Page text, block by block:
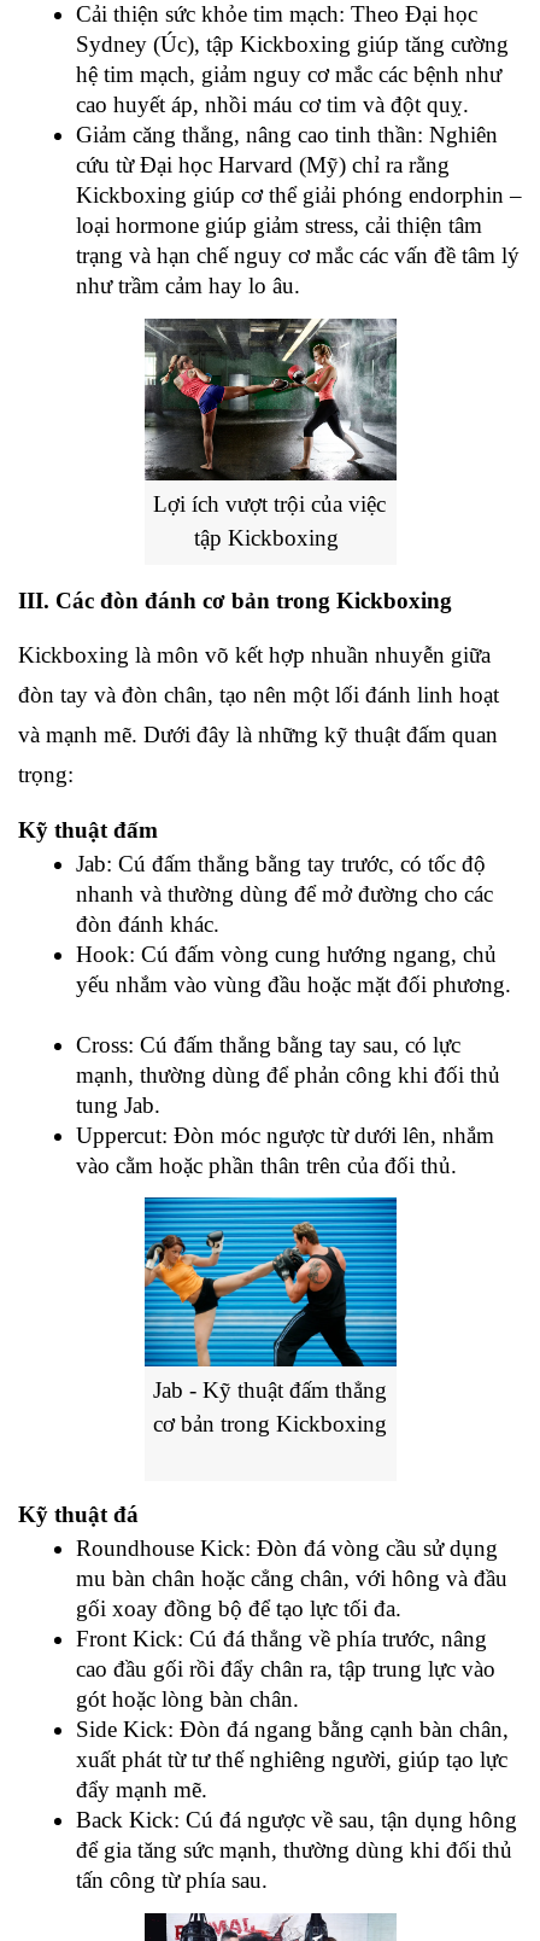
Cải thiện sức khỏe tim mạch: Theo Đại học
Sydney (Úc), tập Kickboxing giúp tăng cường
hệ tim mạch, giảm nguy cơ mắc các bệnh như
cao huyết áp, nhồi máu cơ tim và đột quỵ.
Giảm căng thẳng, nâng cao tinh thần: Nghiên
cứu từ Đại học Harvard (Mỹ) chỉ ra rằng
Kickboxing giúp cơ thể giải phóng endorphin –
loại hormone giúp giảm stress, cải thiện tâm
trạng và hạn chế nguy cơ mắc các vấn đề tâm lý
như trầm cảm hay lo âu.
Lợi ích vượt trội của việc
tập Kickboxing
III. Các đòn đánh cơ bản trong Kickboxing
Kickboxing là môn võ kết hợp nhuần nhuyễn giữa
đòn tay và đòn chân, tạo nên một lối đánh linh hoạt
và mạnh mẽ. Dưới đây là những kỹ thuật đấm quan
trọng:
Kỹ thuật đấm
Jab: Cú đấm thẳng bằng tay trước, có tốc độ
nhanh và thường dùng để mở đường cho các
đòn đánh khác.
Hook: Cú đấm vòng cung hướng ngang, chủ
yếu nhắm vào vùng đầu hoặc mặt đối phương.
Cross: Cú đấm thẳng bằng tay sau, có lực
mạnh, thường dùng để phản công khi đối thủ
tung Jab.
Uppercut: Đòn móc ngược từ dưới lên, nhắm
vào cằm hoặc phần thân trên của đối thủ.
Jab - Kỹ thuật đấm thẳng
cơ bản trong Kickboxing
Kỹ thuật đá
Roundhouse Kick: Đòn đá vòng cầu sử dụng
mu bàn chân hoặc cẳng chân, với hông và đầu
gối xoay đồng bộ để tạo lực tối đa.
Front Kick: Cú đá thẳng về phía trước, nâng
cao đầu gối rồi đẩy chân ra, tập trung lực vào
gót hoặc lòng bàn chân.
Side Kick: Đòn đá ngang bằng cạnh bàn chân,
xuất phát từ tư thế nghiêng người, giúp tạo lực
đẩy mạnh mẽ.
Back Kick: Cú đá ngược về sau, tận dụng hông
để gia tăng sức mạnh, thường dùng khi đối thủ
tấn công từ phía sau.